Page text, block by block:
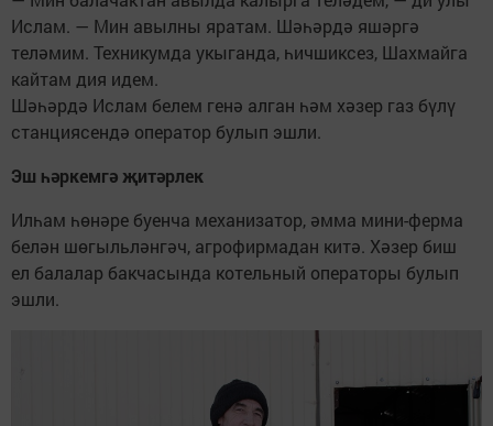
Ислам. — Мин авылны яратам. Шәһәрдә яшәргә
теләмим. Техникумда укыганда, һичшиксез, Шахмайга
кайтам дия идем.
Шәһәрдә Ислам белем генә алган һәм хәзер газ бүлү
станциясендә оператор булып эшли.
Эш һәркемгә җитәрлек
Илһам һөнәре буенча механизатор, әмма мини-ферма
белән шөгыльләнгәч, агрофирмадан китә. Хәзер биш
ел балалар бакчасында котельный операторы булып
эшли.